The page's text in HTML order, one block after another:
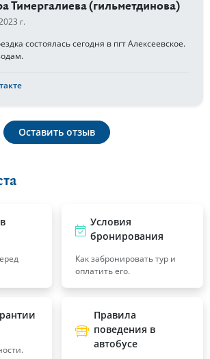
Тимергалиева (гильметдинова)
г.
состоялась сегодня в пгт Алексеевское.
Оставить отзыв
Условия
бронирования
Как забронировать тур и
оплатить его.
Правила
поведения в
автобусе